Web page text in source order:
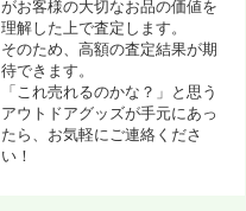
がお客様の大切なお品の価値を
理解した上で査定します。
そのため、高額の査定結果が期
待できます。
「これ売れるのかな？」と思う
アウトドアグッズが手元にあっ
たら、お気軽にご連絡くださ
い！